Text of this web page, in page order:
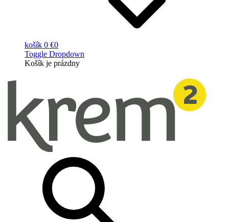
košík 0 €0
Toggle Dropdown
Košík je prázdny